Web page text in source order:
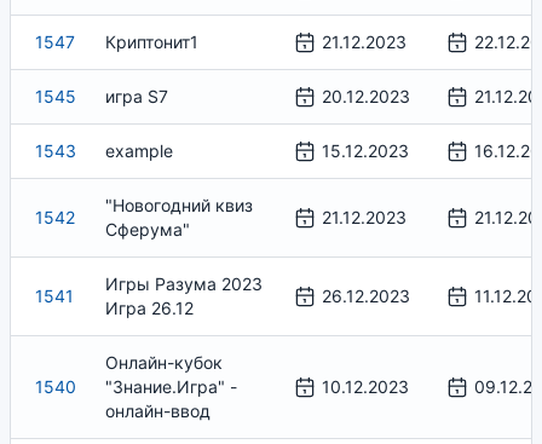
1547 Криптонит1 21.12.2023
1545 игра S7 20.12.2023
1543 example 15.12.2023
1542
"Новогодний квиз
Сферума"
21.12.2023
1541
Игры Разума 2023
Игра 26.12
26.12.2023
1540
Онлайн-кубок
"Знание.Игра" -
онлайн-ввод
10.12.2023